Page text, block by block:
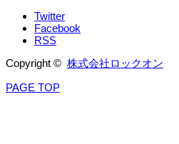
Twitter
Facebook
RSS
Copyright © 株式会社ロックオン
PAGE TOP